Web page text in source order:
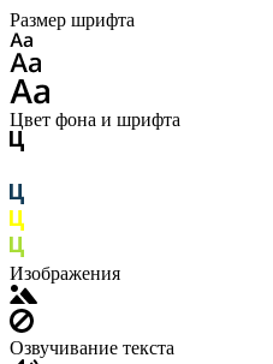
Размер шрифта
Цвет фона и шрифта
Изображения
Озвучивание текста